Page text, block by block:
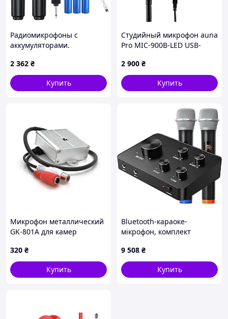
Радиомикрофоны с
аккумуляторами.
2 362 ₴
Купить
Студийный микрофон auna
Pro MIC-900B-LED USB-
микрофон, черный
кардиоидный студийный
2 900 ₴
Купить
Микрофон металлический
GK-801A для камер
320 ₴
Купить
Bluetooth-караоке-
мікрофон, комплект
караоке
9 508 ₴
Купить